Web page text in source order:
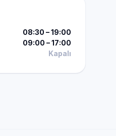
08:30 – 19:00
09:00 – 17:00
Kapalı